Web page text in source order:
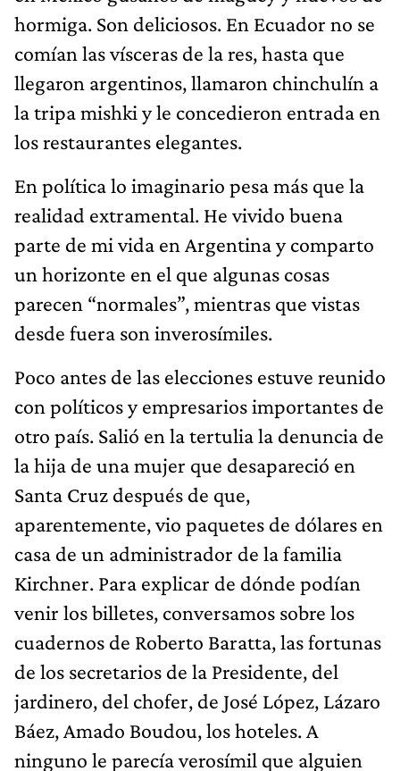
hormiga. Son deliciosos. En Ecuador no se
comían las vísceras de la res, hasta que
llegaron argentinos, llamaron chinchulín a
la tripa mishki y le concedieron entrada en
los restaurantes elegantes.
En política lo imaginario pesa más que la
realidad extramental. He vivido buena
parte de mi vida en Argentina y comparto
un horizonte en el que algunas cosas
parecen “normales”, mientras que vistas
desde fuera son inverosímiles.
Poco antes de las elecciones estuve reunido
con políticos y empresarios importantes de
otro país. Salió en la tertulia la denuncia de
la hija de una mujer que desapareció en
Santa Cruz después de que,
aparentemente, vio paquetes de dólares en
casa de un administrador de la familia
Kirchner. Para explicar de dónde podían
venir los billetes, conversamos sobre los
cuadernos de Roberto Baratta, las fortunas
de los secretarios de la Presidente, del
jardinero, del chofer, de José López, Lázaro
Báez, Amado Boudou, los hoteles. A
ninguno le parecía verosímil que alguien